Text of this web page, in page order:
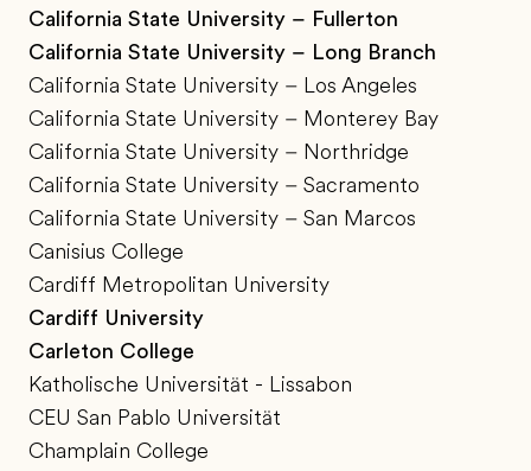
California State University – Fullerton
California State University – Long Branch
California State University – Los Angeles
California State University – Monterey Bay
California State University – Northridge
California State University – Sacramento
California State University – San Marcos
Canisius College
Cardiff Metropolitan University
Cardiff University
Carleton College
Katholische Universität - Lissabon
CEU San Pablo Universität
Champlain College